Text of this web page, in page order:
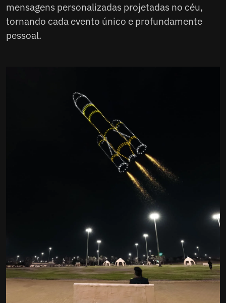
mensagens personalizadas projetadas no céu,
tornando cada evento único e profundamente
pessoal.